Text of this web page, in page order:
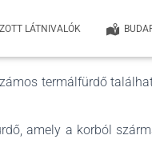
LÁTNIVALÓK
termálfürdő
amely a korból